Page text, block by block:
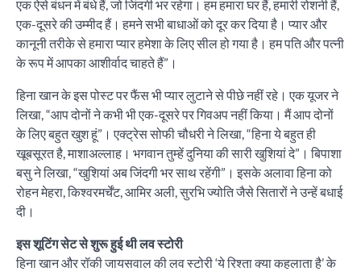
एक ऐसे बंधन में बंधे हैं, जो जिंदगी भर रहेगा। हम हमारा घर हैं, हमारी रोशनी हैं,
एक-दूसरे की उम्मीद हैं। हमने सभी बाधाओं को दूर कर दिया है। प्यार और
कानूनी तरीके से हमारा प्यार हमेशा के लिए सील हो गया है। हम पति और पत्नी
के रूप में आपका आशीर्वाद चाहते हैं”।
हिना खान के इस पोस्ट पर फैंस भी प्यार लुटाने से पीछे नहीं रहे। एक यूजर ने
लिखा, “आप दोनों ने कभी भी एक-दूसरे पर गिवअप नहीं किया। मैं आप दोनों
के लिए बहुत खुश हूं”। एक्ट्रेस सोफी चौधरी ने लिखा, “हिना ये बहुत ही
खूबसूरत है, माशाअल्लाह। भगवान तुम्हें दुनिया की सारी खुशियां दे”। बिपाशा
बसु ने लिखा, “खुशियां अब जिंदगी भर साथ रहेंगी”। इसके अलावा हिना को
रोहन मेहरा, किश्वरमर्चेंट, आमिर अली, सुरभि ज्योति जैसे सितारों ने उन्हें बधाई
दी।
इस शूटिंग सेट से शुरू हुई थी लव स्टोरी
हिना खान और रॉकी जायसवाल की लव स्टोरी ‘ये रिश्ता क्या कहलाता है’ के